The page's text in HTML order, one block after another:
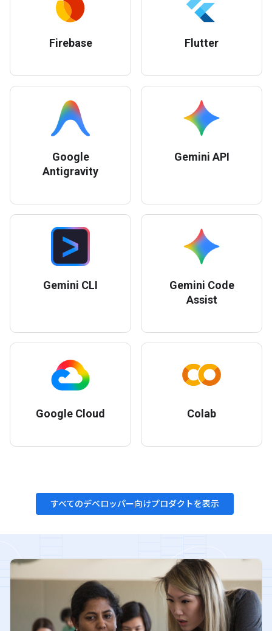
Firebase Flutter
Google
Antigravity
Gemini API
Gemini CLI
Gemini Code
Assist
Google Cloud Colab
すべてのデベロッパー向けプロダクトを表示